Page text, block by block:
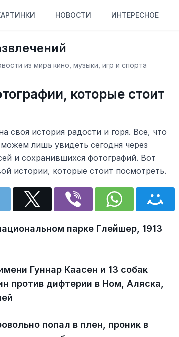
НОВОСТИ ИНТЕРЕСНОЕ
из мира кино, музыки, игр и спорта
которые стоит
своя история радости и горя. Все, что
лишь увидеть сегодня через
и сохранившихся фотографий. Вот
истории, которые стоит посмотреть.
парке Глейшер, 1913
Гуннар Каасен и 13 собак
против дифтерии в Ном, Аляска,
попал в плен, проник в